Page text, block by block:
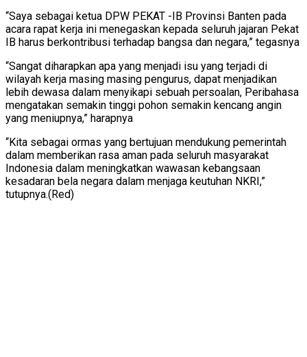
“Saya sebagai ketua DPW PEKAT -IB Provinsi Banten pada
acara rapat kerja ini menegaskan kepada seluruh jajaran Pekat
IB harus berkontribusi terhadap bangsa dan negara,” tegasnya
“Sangat diharapkan apa yang menjadi isu yang terjadi di
wilayah kerja masing masing pengurus, dapat menjadikan
lebih dewasa dalam menyikapi sebuah persoalan, Peribahasa
mengatakan semakin tinggi pohon semakin kencang angin
yang meniupnya,” harapnya
“Kita sebagai ormas yang bertujuan mendukung pemerintah
dalam memberikan rasa aman pada seluruh masyarakat
Indonesia dalam meningkatkan wawasan kebangsaan
kesadaran bela negara dalam menjaga keutuhan NKRI,”
tutupnya.(Red)